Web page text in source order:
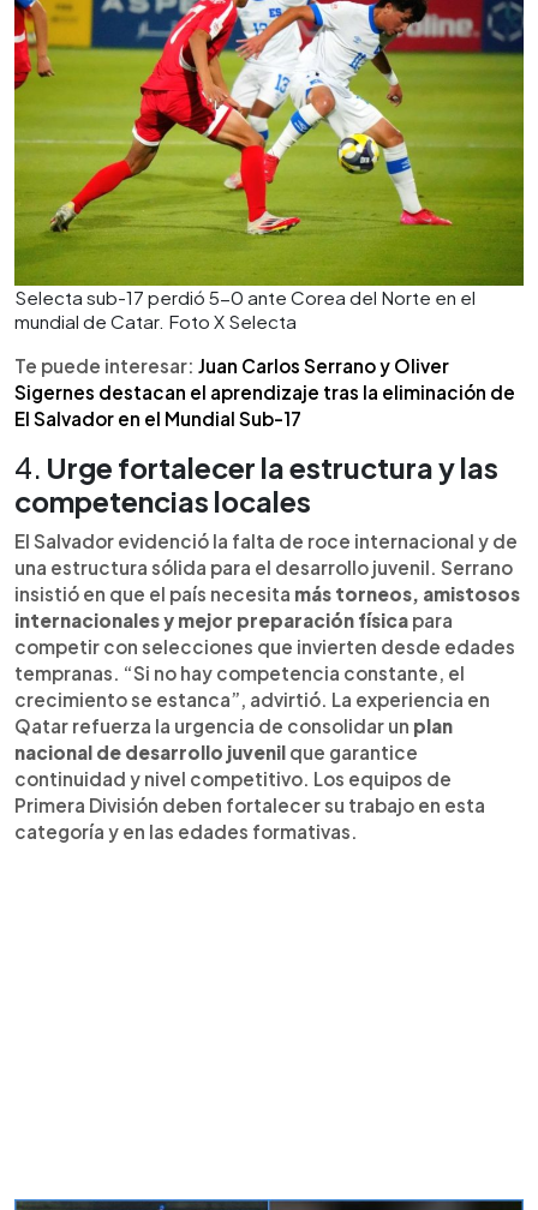
Selecta sub-17 perdió 5-0 ante Corea del Norte en el
mundial de Catar. Foto X Selecta
Te puede interesar: Juan Carlos Serrano y Oliver
Sigernes destacan el aprendizaje tras la eliminación de
El Salvador en el Mundial Sub-17
4. Urge fortalecer la estructura y las
competencias locales
El Salvador evidenció la falta de roce internacional y de
una estructura sólida para el desarrollo juvenil. Serrano
insistió en que el país necesita más torneos, amistosos
internacionales y mejor preparación física para
competir con selecciones que invierten desde edades
tempranas. “Si no hay competencia constante, el
crecimiento se estanca”, advirtió. La experiencia en
Qatar refuerza la urgencia de consolidar un plan
nacional de desarrollo juvenil que garantice
continuidad y nivel competitivo. Los equipos de
Primera División deben fortalecer su trabajo en esta
categoría y en las edades formativas.